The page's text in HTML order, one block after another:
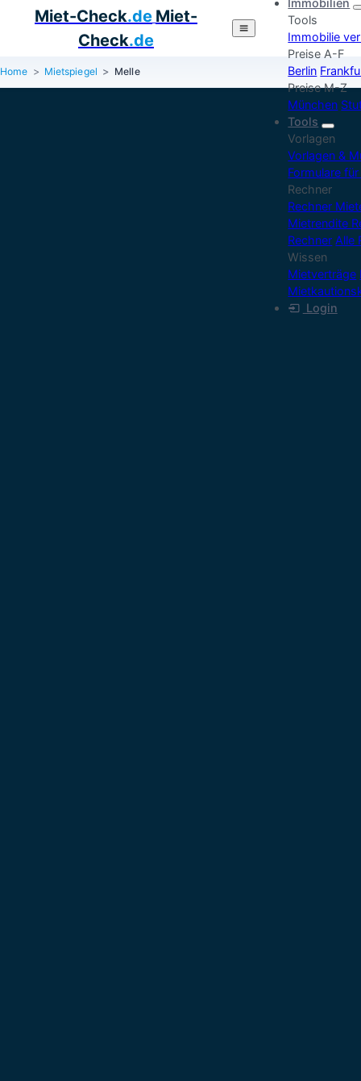
Miet-Check.de Miet-
Check.de
Immobilien
Tools
Immobilie
Preise A-F
Berlin
Preise M-Z
München
Tools
Vorlagen
Vorlagen &
Formulare
Rechner
Rechner
Mietrendite
Rechner Alle
Wissen
Mietverträge
Login
Home Mietspiegel Melle